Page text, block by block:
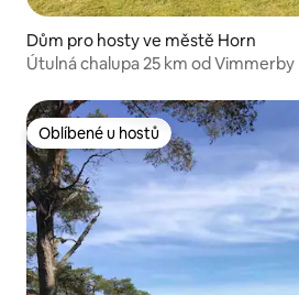
Dům pro hosty ve městě Horn
Útulná chalupa 25 km od Vimmerby
Oblíbené u hostů
Oblíbené u hostů